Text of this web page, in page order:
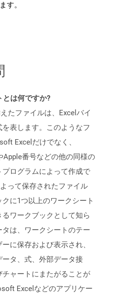
す。
とは何ですか?
たファイルは、Excelバイ
表します。このようなフ
Excelだけでなく、
Apple番号などの他の同様の
プログラムによって作成で
って保存されたファイル
に1つ以上のワークシート
ワークブックとして知ら
は、ワークシートのテー
に保存および表示され、
タ、式、外部データ接
ャートにまたがることが
Excelなどのアプリケー